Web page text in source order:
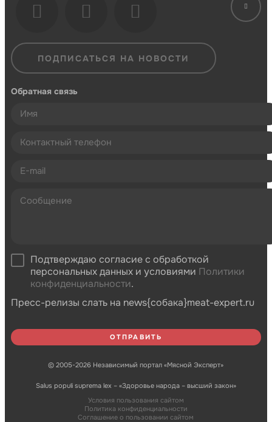
ПОДПИСАТЬСЯ НА НОВОСТИ
Обратная связь
Подтверждаю согласие с обработкой
персональных данных и условиями Политики
конфиденциальности.
Пресс-релизы слать на news{собака}meat-expert.ru
© 2005-2026 Независимый портал «Мясной Эксперт»
Salus populi suprema lex – «Здоровье народа – высший закон»
Условия пользования сайтом
Политика конфиденциальности
Соглашение о пользовании сайтом